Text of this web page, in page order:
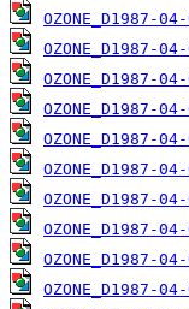
OZONE_D1987-04-
OZONE_D1987-04-
OZONE_D1987-04-
OZONE_D1987-04-
OZONE_D1987-
OZONE_D1987-04-
OZONE_D1987-04-
OZONE_D1987-
OZONE_D1987-04-
OZONE_D1987-04-